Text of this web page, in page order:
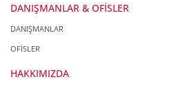
DANIŞMANLAR & OFİSLER
DANIŞMANLAR
OFİSLER
HAKKIMIZDA